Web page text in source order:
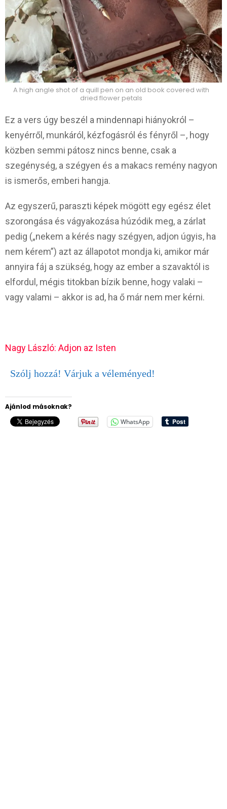
A high angle shot of a quill pen on an old book covered with
dried flower petals
Ez a vers úgy beszél a mindennapi hiányokról –
kenyérről, munkáról, kézfogásról és fényről –, hogy
közben semmi pátosz nincs benne, csak a
szegénység, a szégyen és a makacs remény nagyon
is ismerős, emberi hangja.
Az egyszerű, paraszti képek mögött egy egész élet
szorongása és vágyakozása húzódik meg, a zárlat
pedig („nekem a kérés nagy szégyen, adjon úgyis, ha
nem kérem”) azt az állapotot mondja ki, amikor már
annyira fáj a szükség, hogy az ember a szavaktól is
elfordul, mégis titokban bízik benne, hogy valaki –
vagy valami – akkor is ad, ha ő már nem mer kérni.
Nagy László: Adjon az Isten
Szólj hozzá! Várjuk a véleményed!
Ajánlod másoknak?
WhatsApp